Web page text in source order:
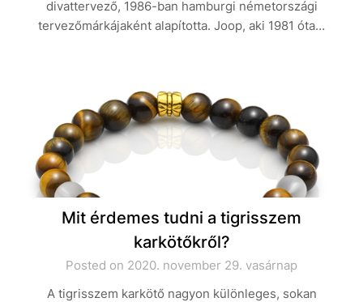
divattervező, 1986-ban hamburgi németországi
tervezőmárkájaként alapította. Joop, aki 1981 óta…
Mit érdemes tudni a tigrisszem
karkötőkről?
Posted on 2020. november 29. vasárnap
A tigrisszem karkötő nagyon különleges, sokan